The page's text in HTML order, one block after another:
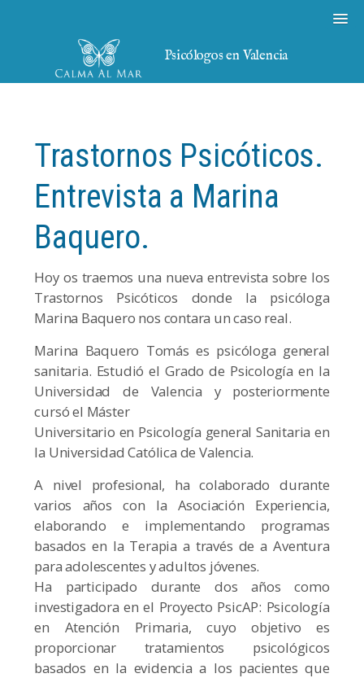
Psicólogos en Valencia
Trastornos Psicóticos.
Entrevista a Marina
Baquero.
Hoy os traemos una nueva entrevista sobre los
Trastornos Psicóticos donde la psicóloga
Marina Baquero nos contara un caso real.
Marina Baquero Tomás es psicóloga general
sanitaria. Estudió el Grado de Psicología en la
Universidad de Valencia y posteriormente
cursó el Máster
Universitario en Psicología general Sanitaria en
la Universidad Católica de Valencia.
A nivel profesional, ha colaborado durante
varios años con la Asociación Experiencia,
elaborando e implementando programas
basados en la Terapia a través de a Aventura
para adolescentes y adultos jóvenes.
Ha participado durante dos años como
investigadora en el Proyecto PsicAP: Psicología
en Atención Primaria, cuyo objetivo es
proporcionar tratamientos psicológicos
basados en la evidencia a los pacientes que